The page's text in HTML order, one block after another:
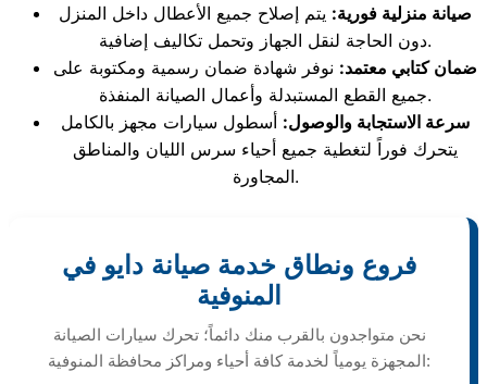
صيانة منزلية فورية: يتم إصلاح جميع الأعطال داخل المنزل
دون الحاجة لنقل الجهاز وتحمل تكاليف إضافية.
ضمان كتابي معتمد: نوفر شهادة ضمان رسمية ومكتوبة على
جميع القطع المستبدلة وأعمال الصيانة المنفذة.
سرعة الاستجابة والوصول: أسطول سيارات مجهز بالكامل
يتحرك فوراً لتغطية جميع أحياء سرس الليان والمناطق
المجاورة.
فروع ونطاق خدمة صيانة دايو في
المنوفية
نحن متواجدون بالقرب منك دائماً؛ تحرك سيارات الصيانة
المجهزة يومياً لخدمة كافة أحياء ومراكز محافظة المنوفية: